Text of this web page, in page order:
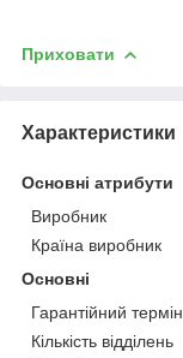
Приховати
Характеристики
Основні атрибути
Виробник
Країна виробник
Основні
Гарантійний термін
Кількість відділень